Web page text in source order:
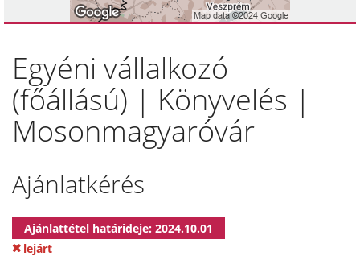
Egyéni vállalkozó
(főállású) | Könyvelés |
Mosonmagyaróvár
Ajánlatkérés
Ajánlattétel határideje: 2024.10.01
lejárt